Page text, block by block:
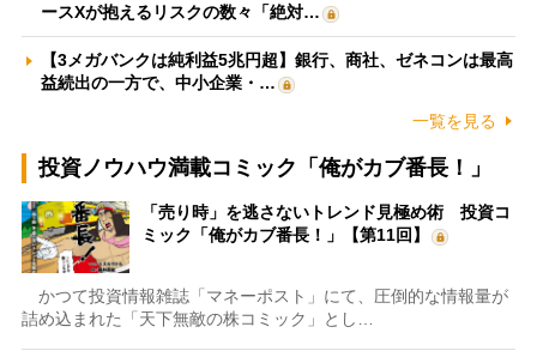
ースXが抱えるリスクの数々「絶対…
【3メガバンクは純利益5兆円超】銀行、商社、ゼネコンは最高
益続出の一方で、中小企業・…
一覧を見る
投資ノウハウ満載コミック「俺がカブ番長！」
「売り時」を逃さないトレンド見極め術 投資コ
ミック「俺がカブ番長！」【第11回】
かつて投資情報雑誌「マネーポスト」にて、圧倒的な情報量が
詰め込まれた「天下無敵の株コミック」とし…